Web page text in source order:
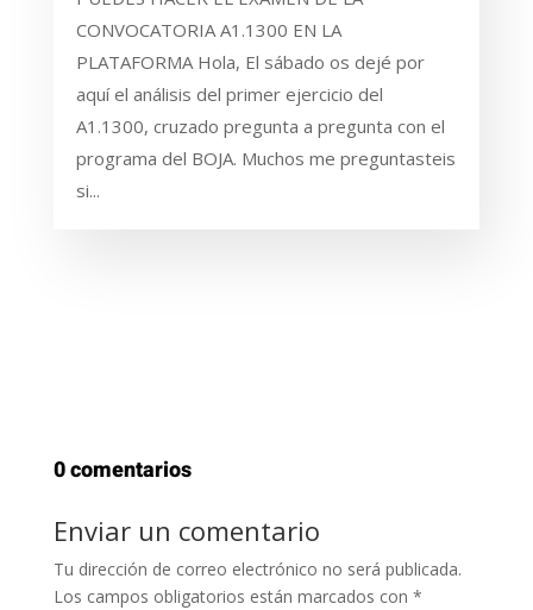
CONVOCATORIA A1.1300 EN LA
PLATAFORMA Hola, El sábado os dejé por
aquí el análisis del primer ejercicio del
A1.1300, cruzado pregunta a pregunta con el
programa del BOJA. Muchos me preguntasteis
si...
0 comentarios
Enviar un comentario
Tu dirección de correo electrónico no será publicada.
Los campos obligatorios están marcados con *